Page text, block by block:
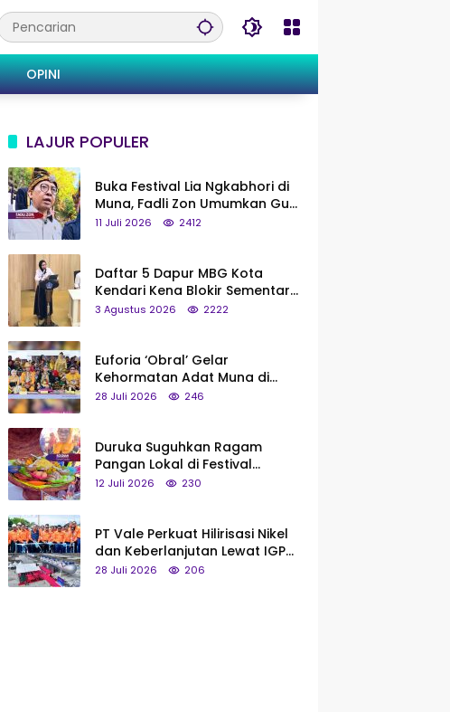
OPINI
LAJUR POPULER
Buka Festival Lia Ngkabhori di
Muna, Fadli Zon Umumkan Gua
Metanduno Segera Naik Status
11 Juli 2026 2412
Daftar 5 Dapur MBG Kota
Kendari Kena Blokir Sementara
dari Pusat
3 Agustus 2026 2222
Euforia ‘Obral’ Gelar
Kehormatan Adat Muna di
Silaturahmi KKMM, Ridwan Bae:
28 Juli 2026 246
Duruka Suguhkan Ragam
Pangan Lokal di Festival
Liangkobhori, Dari Umbi Rebus
12 Juli 2026 230
PT Vale Perkuat Hilirisasi Nikel
dan Keberlanjutan Lewat IGP
Morowali
28 Juli 2026 206